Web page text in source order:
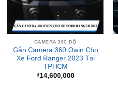
CAMERA 360 ĐỘ
Gắn Camera 360 Owin Cho
Xe Ford Ranger 2023 Tại
TPHCM
₫14,600,000